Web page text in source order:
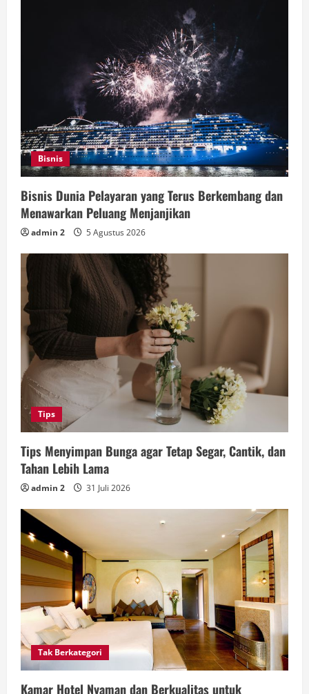
Bisnis
Bisnis Dunia Pelayaran yang Terus Berkembang dan
Menawarkan Peluang Menjanjikan
admin 2 5 Agustus 2026
Tips
Tips Menyimpan Bunga agar Tetap Segar, Cantik, dan
Tahan Lebih Lama
admin 2 31 Juli 2026
Tak Berkategori
Kamar Hotel Nyaman dan Berkualitas untuk